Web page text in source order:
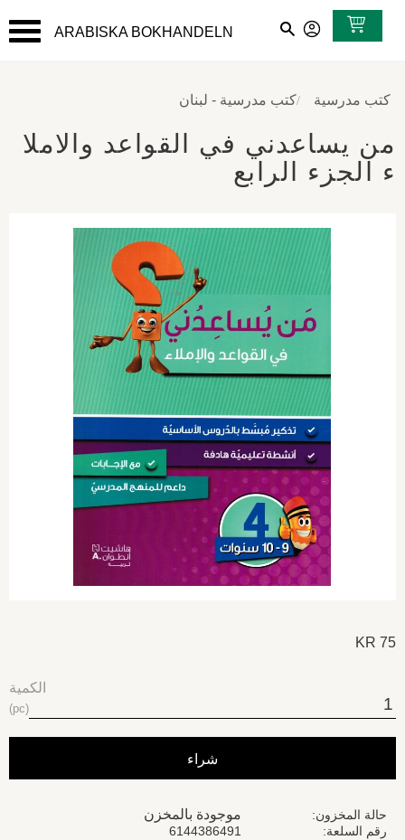
القائمة
ARABISKA BOKHANDELN
كتب مدرسية كتب مدرسية - لبنان
من يساعدني في القواعد والاملا
ء الجزء الرابع
75
الكمية
pc
شراء
حالة المخزون موجودة بالمخزن
رقم السلعة
6144386491